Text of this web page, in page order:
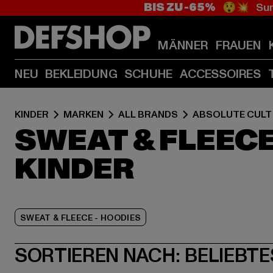
BIS ZU -65% 😲💥
MÄNNER FRAUEN
NEU BEKLEIDUNG SCHUHE ACCESSOIRES
KINDER MARKEN ALL BRANDS ABSOLUTE CULT
SWEAT &
KINDER
SWEAT & FLEECE - HOODIES
SORTIEREN NACH: